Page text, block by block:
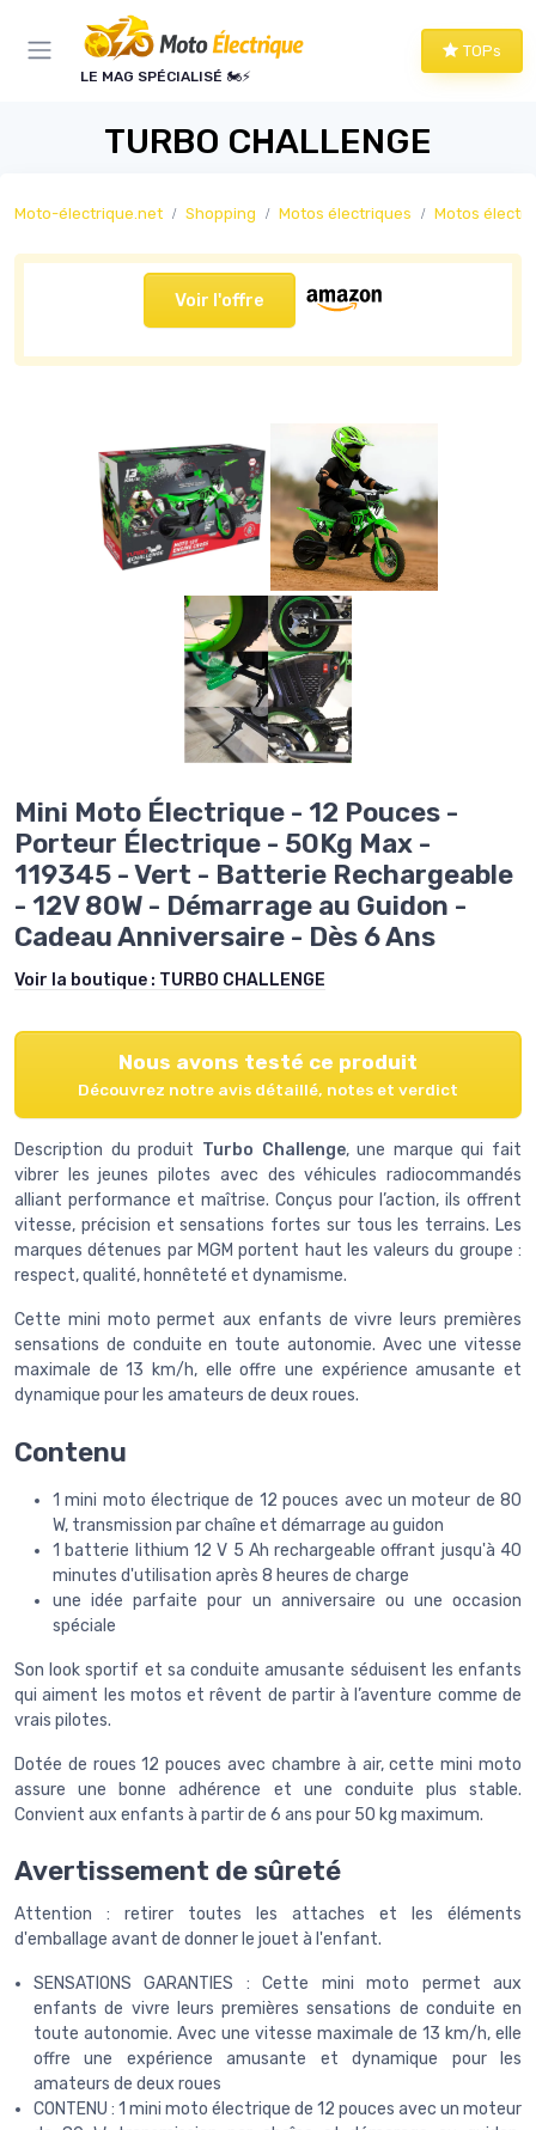
LE MAG SPÉCIALISÉ 🏍️⚡
TOPs
TURBO CHALLENGE
Moto-électrique.net Shopping Motos électriques Motos
Voir l'offre
Mini Moto Électrique - 12 Pouces -
Porteur Électrique - 50Kg Max -
119345 - Vert - Batterie Rechargeable
- 12V 80W - Démarrage au Guidon -
Cadeau Anniversaire - Dès 6 Ans
Voir la boutique : TURBO CHALLENGE
Nous avons testé ce produit
Découvrez notre avis détaillé, notes et verdict
Description du produit Turbo Challenge, une marque qui fait
vibrer les jeunes pilotes avec des véhicules radiocommandés
alliant performance et maîtrise. Conçus pour l’action, ils offrent
vitesse, précision et sensations fortes sur tous les terrains. Les
marques détenues par MGM portent haut les valeurs du groupe :
respect, qualité, honnêteté et dynamisme.
Cette mini moto permet aux enfants de vivre leurs premières
sensations de conduite en toute autonomie. Avec une vitesse
maximale de 13 km/h, elle offre une expérience amusante et
dynamique pour les amateurs de deux roues.
Contenu
1 mini moto électrique de 12 pouces avec un moteur de 80
W, transmission par chaîne et démarrage au guidon
1 batterie lithium 12 V 5 Ah rechargeable offrant jusqu'à 40
minutes d'utilisation après 8 heures de charge
une idée parfaite pour un anniversaire ou une occasion
spéciale
Son look sportif et sa conduite amusante séduisent les enfants
qui aiment les motos et rêvent de partir à l’aventure comme de
vrais pilotes.
Dotée de roues 12 pouces avec chambre à air, cette mini moto
assure une bonne adhérence et une conduite plus stable.
Convient aux enfants à partir de 6 ans pour 50 kg maximum.
Avertissement de sûreté
Attention : retirer toutes les attaches et les éléments
d'emballage avant de donner le jouet à l'enfant.
SENSATIONS GARANTIES : Cette mini moto permet aux
enfants de vivre leurs premières sensations de conduite en
toute autonomie. Avec une vitesse maximale de 13 km/h, elle
offre une expérience amusante et dynamique pour les
amateurs de deux roues
CONTENU : 1 mini moto électrique de 12 pouces avec un moteur
Panneau de gestion des cookies